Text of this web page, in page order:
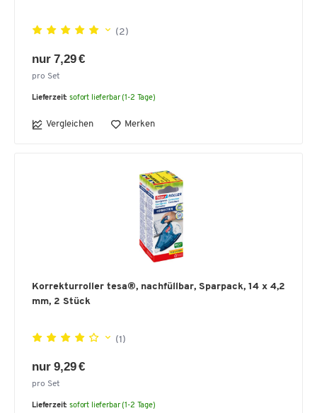
(2)
nur 7,29 €
pro Set
Lieferzeit: sofort lieferbar (1-2 Tage)
Vergleichen Merken
Korrekturroller tesa®, nachfüllbar, Sparpack, 14 x 4,2
mm, 2 Stück
(1)
nur 9,29 €
pro Set
Lieferzeit: sofort lieferbar (1-2 Tage)